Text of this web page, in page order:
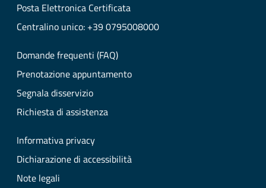
Posta Elettronica Certificata
Centralino unico: +39 0795008000
Domande frequenti (FAQ)
Prenotazione appuntamento
Segnala disservizio
Richiesta di assistenza
Informativa privacy
Dichiarazione di accessibilità
Note legali